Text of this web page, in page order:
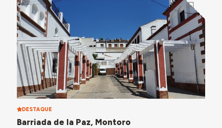
DESTAQUE
Barriada de la Paz, Montoro